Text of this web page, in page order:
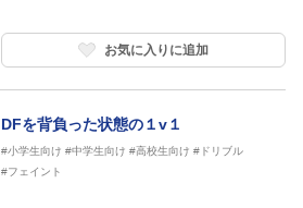
お気に入りに追加
DFを背負った状態の１v１
#小学生向け #中学生向け #高校生向け #ドリブル
#フェイント